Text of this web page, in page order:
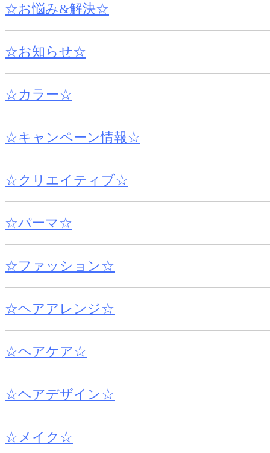
☆お悩み&解決☆
☆お知らせ☆
☆カラー☆
☆キャンペーン情報☆
☆クリエイティブ☆
☆パーマ☆
☆ファッション☆
☆ヘアアレンジ☆
☆ヘアケア☆
☆ヘアデザイン☆
☆メイク☆